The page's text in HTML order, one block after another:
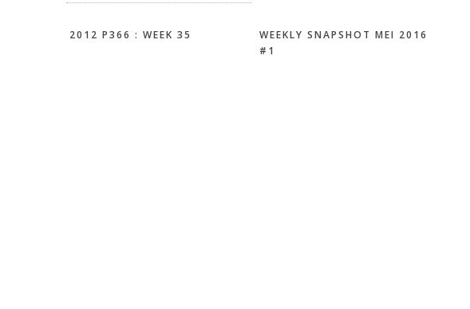
2012 P366 : WEEK 35
WEEKLY SNAPSHOT MEI 2016
#1